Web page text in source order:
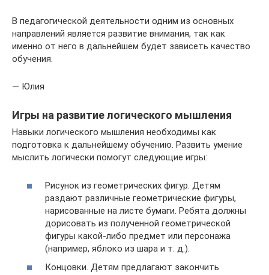
В педагогической деятельности одним из основных
направлений является развитие внимания, так как
именно от него в дальнейшем будет зависеть качество
обучения.
— Юлия
Игры на развитие логического мышления
Навыки логического мышления необходимы как
подготовка к дальнейшему обучению. Развить умение
мыслить логически помогут следующие игры:
Рисунок из геометрических фигур. Детям
раздают различные геометрические фигуры,
нарисованные на листе бумаги. Ребята должны
дорисовать из полученной геометрической
фигуры какой-либо предмет или персонажа
(например, яблоко из шара и т. д.).
Концовки. Детям предлагают закончить